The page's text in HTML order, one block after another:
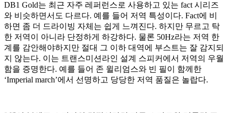
DB1 Gold는 최근 자주 레퍼런스로 사용하고 있는 fact 시리즈
와 비슷하면서도 다르다. 예를 들어 저역 특성이다. Fact에 비
하면 좀 더 드라이빙 자체는 쉽게 느껴진다. 하지만 무르고 탁
한 저역이 아니라 단정하게 하강하다. 물론 50Hz라는 저역 한
계를 감안해야하지만 절대 그 이하 대역에 부스트는 잘 감지되
지 않는다. 이는 트랜스미션라인 설계 스피커에서 저역의 우월
함을 증명한다. 예를 들어 존 윌리엄스와 빈 필이 함께한
‘Imperial march’에서 선명하고 당당한 저역 품질은 놀랍다.